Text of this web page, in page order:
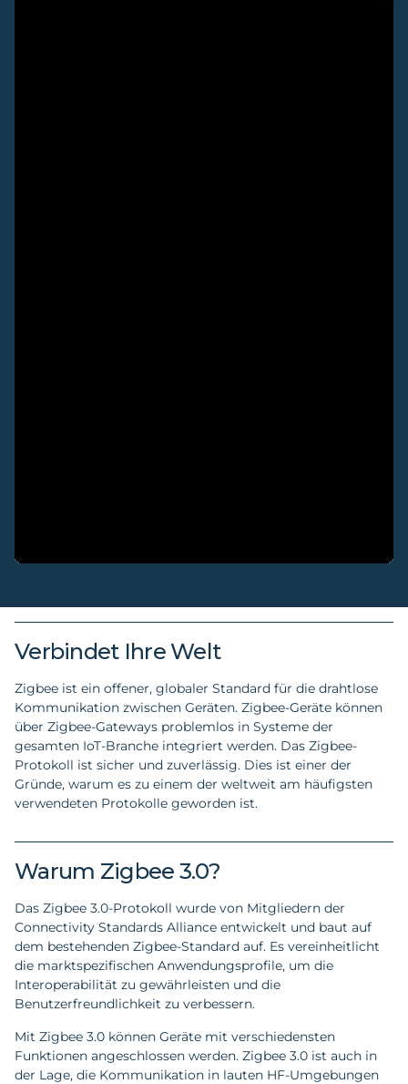
Verbindet Ihre Welt
Zigbee ist ein offener, globaler Standard für die drahtlose
Kommunikation zwischen Geräten. Zigbee-Geräte können
über Zigbee-Gateways problemlos in Systeme der
gesamten IoT-Branche integriert werden. Das Zigbee-
Protokoll ist sicher und zuverlässig. Dies ist einer der
Gründe, warum es zu einem der weltweit am häufigsten
verwendeten Protokolle geworden ist.
Warum Zigbee 3.0?
Das Zigbee 3.0-Protokoll wurde von Mitgliedern der
Connectivity Standards Alliance entwickelt und baut auf
dem bestehenden Zigbee-Standard auf. Es vereinheitlicht
die marktspezifischen Anwendungsprofile, um die
Interoperabilität zu gewährleisten und die
Benutzerfreundlichkeit zu verbessern.
Mit Zigbee 3.0 können Geräte mit verschiedensten
Funktionen angeschlossen werden. Zigbee 3.0 ist auch in
der Lage, die Kommunikation in lauten HF-Umgebungen